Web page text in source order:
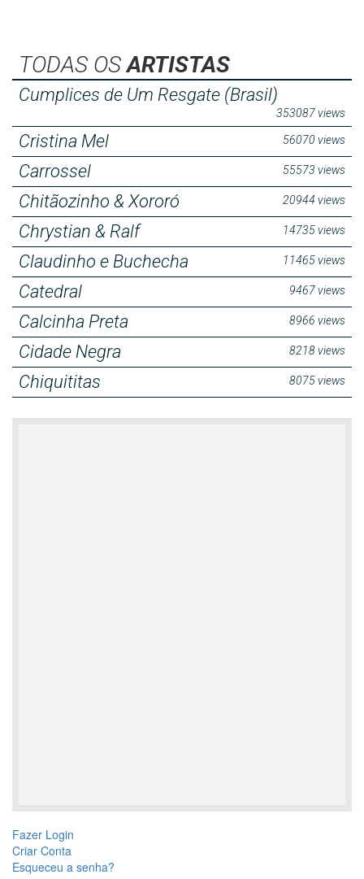
TODAS OSARTISTAS
Cumplices de Um Resgate (Brasil)
353087 views
Cristina Mel 56070 views
Carrossel 55573 views
Chitãozinho & Xororó 20944 views
Chrystian & Ralf 14735 views
Claudinho e Buchecha 11465 views
Catedral 9467 views
Calcinha Preta 8966 views
Cidade Negra 8218 views
Chiquititas 8075 views
Fazer Login
Criar Conta
Esqueceu a senha?